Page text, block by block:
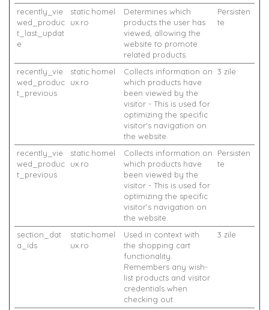
recently_vie
wed_produc
t_last_updat
e
static.homel
ux.ro
Determines which
products the user has
viewed, allowing the
website to promote
related products.
Persisten
te
recently_vie
wed_produc
t_previous
static.homel
ux.ro
Collects information on
which products have
been viewed by the
visitor - This is used for
optimizing the specific
visitor's navigation on
the website.
3 zile
recently_vie
wed_produc
t_previous
static.homel
ux.ro
Collects information on
which products have
been viewed by the
visitor - This is used for
optimizing the specific
visitor's navigation on
the website.
Persisten
te
section_dat
a_ids
static.homel
ux.ro
Used in context with
the shopping cart
functionality.
Remembers any wish-
list products and visitor
credentials when
checking out.
3 zile